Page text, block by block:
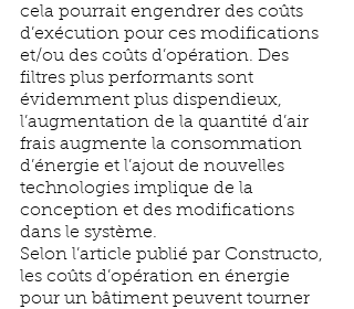
cela pourrait engendrer des coûts
d’exécution pour ces modifications
et/ou des coûts d’opération. Des
filtres plus performants sont
évidemment plus dispendieux,
l’augmentation de la quantité d’air
frais augmente la consommation
d’énergie et l’ajout de nouvelles
technologies implique de la
conception et des modifications
dans le système.
Selon l’article publié par Constructo,
les coûts d’opération en énergie
pour un bâtiment peuvent tourner